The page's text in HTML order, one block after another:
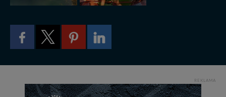
REKLAMA
tych plików - w pewnych przypadkach nie możemy tego
Dziękujemy, i życzmy miłego odkrywania Mazur na
nowo...